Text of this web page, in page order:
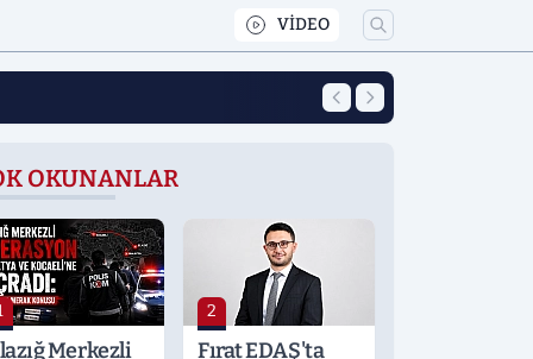
VİDEO
15:15 Elazığ'da
OKUNANLAR
Merkezli
2
Fırat EDAŞ'ta